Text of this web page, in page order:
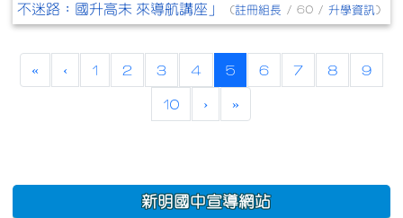
不迷路：國升高未 來導航講座」
(註冊組長 / 60 / 升學資訊 )
« ‹ 1 2 3 4 5(current)
6 7 8 9
10 › »
:::
新明國中宣導網站